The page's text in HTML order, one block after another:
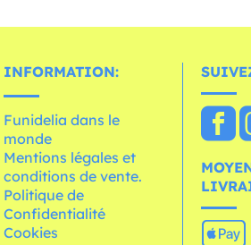
INFORMATION:
Funidelia dans le
monde
Mentions légales et
conditions de vente.
Politique de
Confidentialité
Cookies